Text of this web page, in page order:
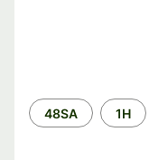
Zaman
aralığı
48SA 1H